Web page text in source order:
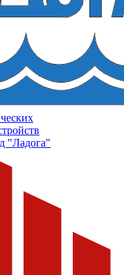
"Ладога"